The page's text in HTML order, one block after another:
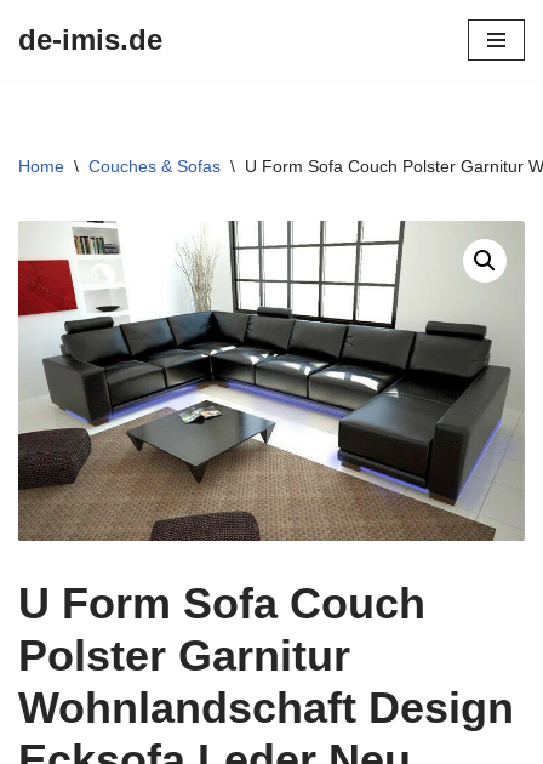
de-imis.de
Home \ Couches & Sofas \ U Form Sofa Couch Polster Garnitur
U Form Sofa Couch
Polster Garnitur
Wohnlandschaft Design